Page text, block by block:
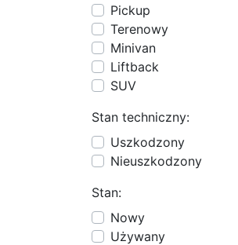
Pickup
Terenowy
Minivan
Liftback
SUV
Stan techniczny:
Uszkodzony
Nieuszkodzony
Stan:
Nowy
Używany